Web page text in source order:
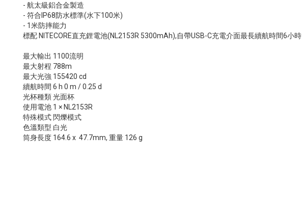
- 航太級鋁合金製造
- 符合IP68防水標準(水下100米)
- 1米防摔能力
標配 NITECORE直充鋰電池(NL2153R 5300mAh),自帶USB-C充電介面最長續航時間6小時
最大輸出 1100流明
最大射程 788m
最大光強 155420 cd
續航時間 6 h 0 m / 0.25 d
光杯種類 光面杯
使用電池 1 × NL2153R
特殊模式 閃爍模式
色溫類型 白光
筒身長度 164.6 x 47.7mm, 重量 126 g